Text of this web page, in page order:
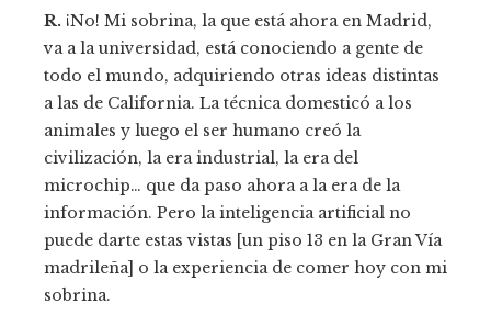
R. ¡No! Mi sobrina, la que está ahora en Madrid,
va a la universidad, está conociendo a gente de
todo el mundo, adquiriendo otras ideas distintas
a las de California. La técnica domesticó a los
animales y luego el ser humano creó la
civilización, la era industrial, la era del
microchip… que da paso ahora a la era de la
información. Pero la inteligencia artificial no
puede darte estas vistas [un piso 13 en la Gran Vía
madrileña] o la experiencia de comer hoy con mi
sobrina.